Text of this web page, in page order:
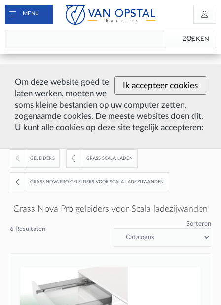
Ik accepteer cookies
Om deze website goed te
laten werken, moeten we
soms kleine bestanden op uw computer zetten,
zogenaamde cookies. De meeste websites doen dit.
U kunt alle cookies op deze site tegelijk accepteren:
MENU
ZOEKEN
GELEIDERS GRASS SCALA LADEN
GRASS NOVA PRO GELEIDERS VOOR SCALA LADEZIJWANDEN
Grass Nova Pro geleiders voor Scala ladezijwanden
6 Resultaten
Sorteren